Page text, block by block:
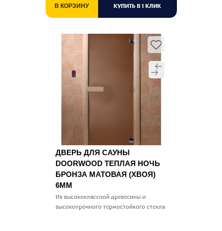
В КОРЗИНУ КУПИТЬ В 1 КЛИК
ДВЕРЬ ДЛЯ САУНЫ
DOORWOOD ТЕПЛАЯ НОЧЬ
БРОНЗА МАТОВАЯ (ХВОЯ)
6ММ
Из высококлассной древесины и
высокопрочного термостойкого стекла